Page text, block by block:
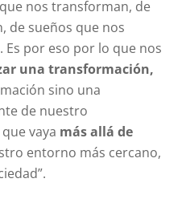
nos transforman, de
de sueños que nos
por eso por lo que nos
una transformación,
sino una
de nuestro
vaya más allá de
entorno más cercano,